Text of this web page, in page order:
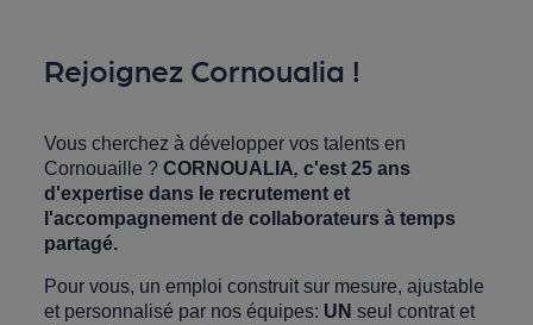
Rejoignez Cornoualia !
Vous cherchez à développer vos talents en
Cornouaille ? CORNOUALIA, c'est 25 ans
d'expertise dans le recrutement et
l'accompagnement de collaborateurs à temps
partagé.
Pour vous, un emploi construit sur mesure, ajustable
et personnalisé par nos équipes: UN seul contrat et